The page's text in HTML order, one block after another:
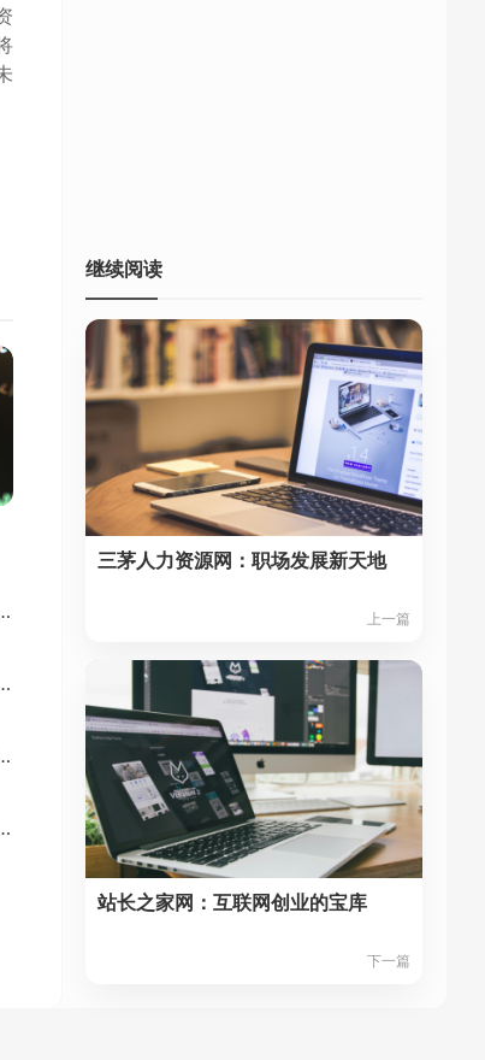
零售巨头深度剖析
界的探索之旅
深度剖析与权威解读
旅行的大门
继续阅读
三茅人力资源网：职场发展新天地
上一篇
站长之家网：互联网创业的宝库
下一篇